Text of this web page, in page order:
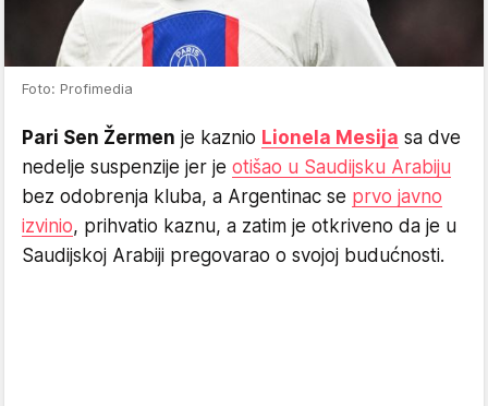
Foto: Profimedia
Pari Sen Žermen je kaznio Lionela Mesija sa dve
nedelje suspenzije jer je otišao u Saudijsku Arabiju
bez odobrenja kluba, a Argentinac se prvo javno
izvinio, prihvatio kaznu, a zatim je otkriveno da je u
Saudijskoj Arabiji pregovarao o svojoj budućnosti.